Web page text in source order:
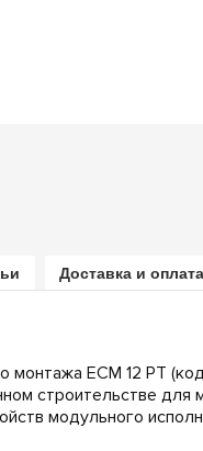
Доставка и оплата
ECM 12 PT (код
строительстве для
модульного